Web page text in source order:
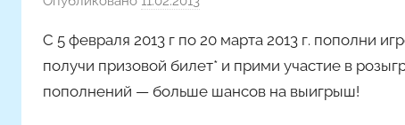
т
о
р
С 5 февраля 2013 г по 20 марта 2013 г. пополни
получи призовой билет* и прими участие в
пополнений — больше шансов на выигрыш!